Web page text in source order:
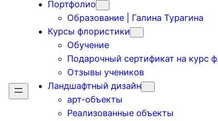
Портфолио
Образование | Галина Турагина
Курсы флористики
Обучение
Подарочный сертификат на курс
Отзывы учеников
Ландшафтный дизайн
арт-объекты
Реализованные объекты